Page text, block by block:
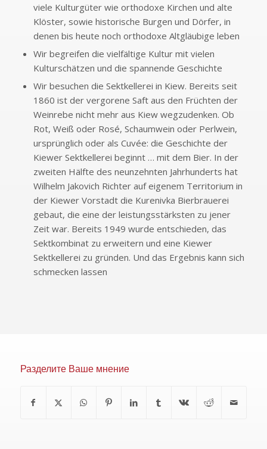
viele Kulturgüter wie orthodoxe Kirchen und alte
Klöster, sowie historische Burgen und Dörfer, in
denen bis heute noch orthodoxe Altgläubige leben
Wir begreifen die vielfältige Kultur mit vielen
Kulturschätzen und die spannende Geschichte
Wir besuchen die Sektkellerei in Kiew. Bereits seit
1860 ist der vergorene Saft aus den Früchten der
Weinrebe nicht mehr aus Kiew wegzudenken. Ob
Rot, Weiß oder Rosé, Schaumwein oder Perlwein,
ursprünglich oder als Cuvée: die Geschichte der
Kiewer Sektkellerei beginnt … mit dem Bier. In der
zweiten Hälfte des neunzehnten Jahrhunderts hat
Wilhelm Jakovich Richter auf eigenem Territorium in
der Kiewer Vorstadt die Kurenivka Bierbrauerei
gebaut, die eine der leistungsstärksten zu jener
Zeit war. Bereits 1949 wurde entschieden, das
Sektkombinat zu erweitern und eine Kiewer
Sektkellerei zu gründen. Und das Ergebnis kann sich
schmecken lassen
Разделите Ваше мнение